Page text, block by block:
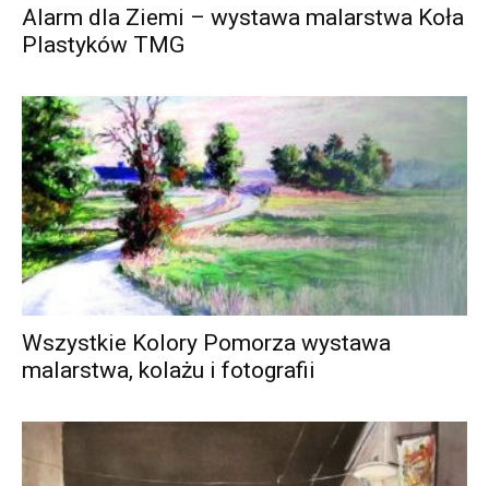
Alarm dla Ziemi – wystawa malarstwa Koła
Plastyków TMG
Wszystkie Kolory Pomorza wystawa
malarstwa, kolażu i fotografii